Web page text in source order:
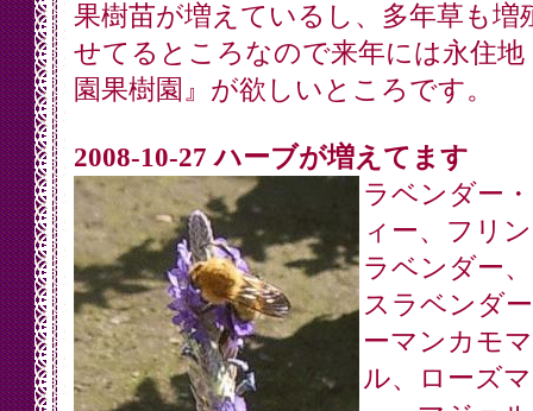
果樹苗が増えているし、多年草も増
せてるところなので来年には永住地
園果樹園』が欲しいところです。
2008-10-27 ハーブが増えてます
ラベンダー
ィー、フリ
ラベンダー
スラベンダ
ーマンカモ
ル、ローズ